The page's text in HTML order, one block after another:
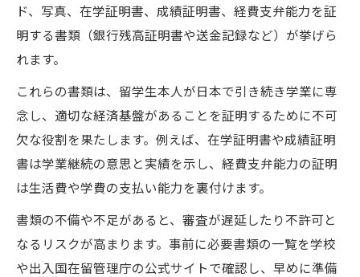
ド、写真、在学証明書、成績証明書、経費支弁能力を証
明する書類（銀行残高証明書や送金記録など）が挙げら
れます。
これらの書類は、留学生本人が日本で引き続き学業に専
念し、適切な経済基盤があることを証明するために不可
欠な役割を果たします。例えば、在学証明書や成績証明
書は学業継続の意思と実績を示し、経費支弁能力の証明
は生活費や学費の支払い能力を裏付けます。
書類の不備や不足があると、審査が遅延したり不許可と
なるリスクが高まります。事前に必要書類の一覧を学校
や出入国在留管理庁の公式サイトで確認し、早めに準備